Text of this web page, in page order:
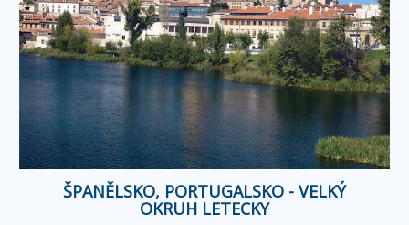
ŠPANĚLSKO, PORTUGALSKO - VELKÝ
OKRUH LETECKY